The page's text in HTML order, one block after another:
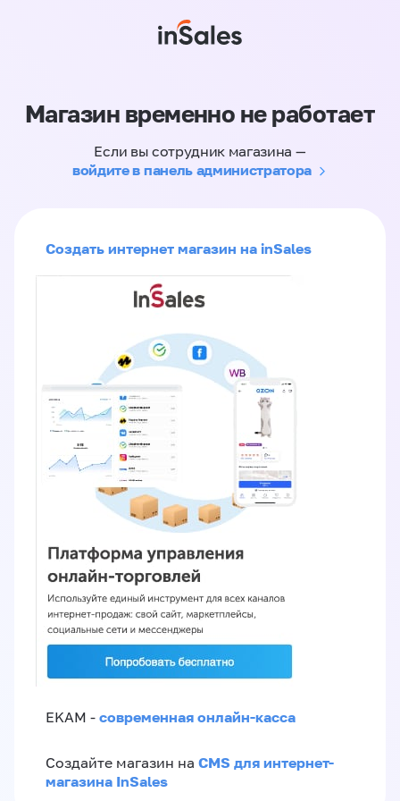
Магазин временно не работает
Если вы сотрудник магазина —
войдите в панель администратора
Создать интернет магазин на inSales
EKAM - современная онлайн-касса
Создайте магазин на CMS для интернет-
магазина InSales